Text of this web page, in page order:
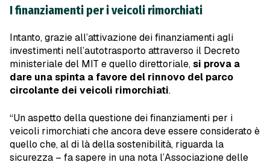
I finanziamenti per i veicoli rimorchiati
Intanto, grazie all’attivazione dei finanziamenti agli
investimenti nell’autotrasporto attraverso il Decreto
ministeriale del MIT e quello direttoriale,si prova a
dare una spinta a favore del rinnovo del parco
circolante dei veicoli rimorchiati.
“Un aspetto della questione dei finanziamenti per i
veicoli rimorchiati che ancora deve essere considerato è
quello che, al di là della sostenibilità, riguarda la
sicurezza – fa sapere in una nota l’Associazione delle